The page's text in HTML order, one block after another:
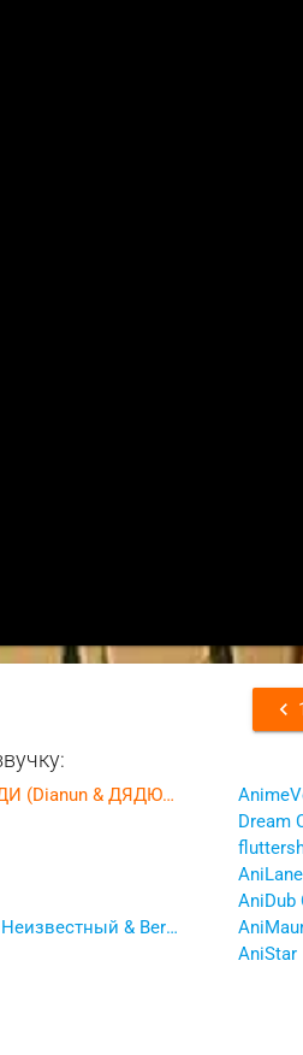
chevron_left
КОМНАТА ДИДИ (Dianun & ДЯДЮШКА ТОТС)
JAM CLUB (9й Неизвестный & Berserk & Demi4 & Jam & Oriko & Viki & Мистер Бебрик)
AniLane
AniStar